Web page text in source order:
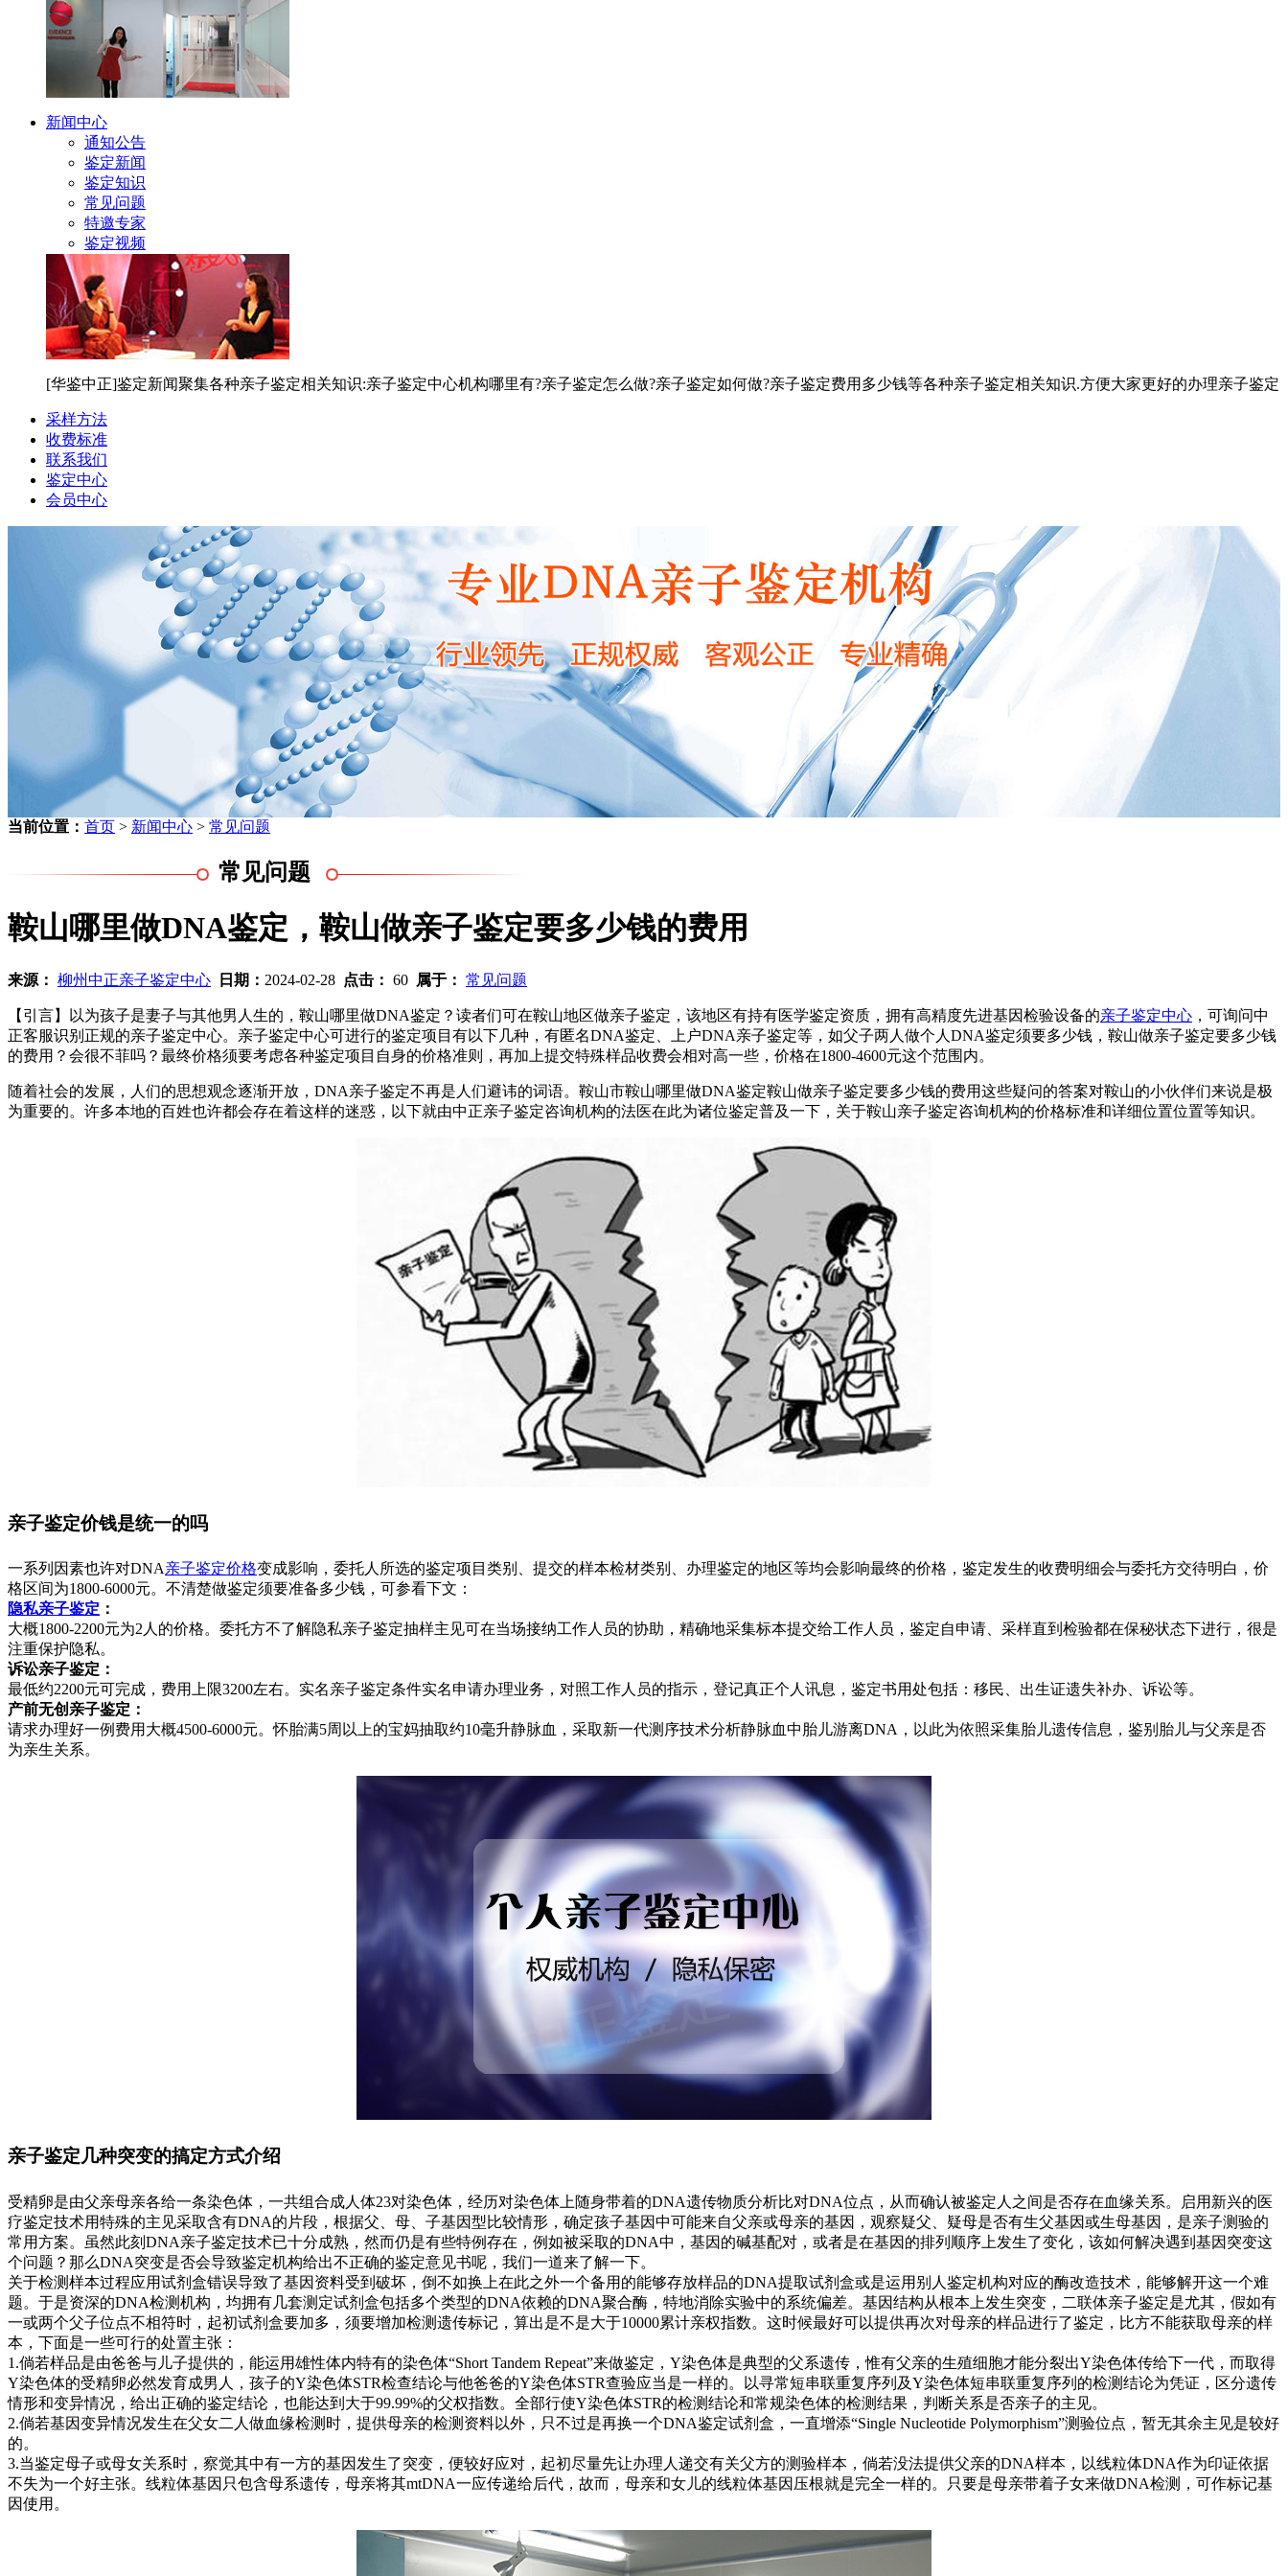
新闻中心
通知公告
鉴定新闻
鉴定知识
常见问题
特邀专家
鉴定视频
[华鉴中正]鉴定新闻聚集各种亲子鉴定相关知识:亲子鉴定中心机构哪里有?亲子鉴定怎么做?亲子鉴定如何做?亲子鉴定费用多少钱等各种亲子鉴定相关知识.方便大家更好的办理亲子鉴定
采样方法
收费标准
联系我们
鉴定中心
会员中心
当前位置： 首页 > 新闻中心 > 常见问题
常见问题
鞍山哪里做DNA鉴定，鞍山做亲子鉴定要多少钱的费用
来源： 柳州中正亲子鉴定中心 日期： 2024-02-28 点击： 60 属于： 常见问题
【引言】以为孩子是妻子与其他男人生的，鞍山哪里做DNA鉴定？读者们可在鞍山地区做亲子鉴定，该地区有持有医学鉴定资质，拥有高精度先进基因检验设备的亲子鉴定中心 ，可询问中
正客服识别正规的亲子鉴定中心。亲子鉴定中心可进行的鉴定项目有以下几种，有匿名DNA鉴定、上户DNA亲子鉴定等，如父子两人做个人DNA鉴定须要多少钱，鞍山做亲子鉴定要多少钱
的费用？会很不菲吗？最终价格须要考虑各种鉴定项目自身的价格准则，再加上提交特殊样品收费会相对高一些，价格在1800-4600元这个范围内。
随着社会的发展，人们的思想观念逐渐开放，DNA亲子鉴定不再是人们避讳的词语。鞍山市鞍山哪里做DNA鉴定鞍山做亲子鉴定要多少钱的费用这些疑问的答案对鞍山的小伙伴们来说是极
为重要的。许多本地的百姓也许都会存在着这样的迷惑，以下就由中正亲子鉴定咨询机构的法医在此为诸位鉴定普及一下，关于鞍山亲子鉴定咨询机构的价格标准和详细位置位置等知识。
亲子鉴定价钱是统一的吗
一系列因素也许对DNA亲子鉴定价格变成影响，委托人所选的鉴定项目类别、提交的样本检材类别、办理鉴定的地区等均会影响最终的价格，鉴定发生的收费明细会与委托方交待明白，价
格区间为1800-6000元。不清楚做鉴定须要准备多少钱，可参看下文：
隐私亲子鉴定 ：
大概1800-2200元为2人的价格。委托方不了解隐私亲子鉴定抽样主见可在当场接纳工作人员的协助，精确地采集标本提交给工作人员，鉴定自申请、采样直到检验都在保秘状态下进行，很是
注重保护隐私。
诉讼亲子鉴定：
最低约2200元可完成，费用上限3200左右。实名亲子鉴定条件实名申请办理业务，对照工作人员的指示，登记真正个人讯息，鉴定书用处包括：移民、出生证遗失补办、诉讼等。
产前无创亲子鉴定：
请求办理好一例费用大概4500-6000元。怀胎满5周以上的宝妈抽取约10毫升静脉血，采取新一代测序技术分析静脉血中胎儿游离DNA，以此为依照采集胎儿遗传信息，鉴别胎儿与父亲是否
为亲生关系。
亲子鉴定几种突变的搞定方式介绍
受精卵是由父亲母亲各给一条染色体，一共组合成人体23对染色体，经历对染色体上随身带着的DNA遗传物质分析比对DNA位点，从而确认被鉴定人之间是否存在血缘关系。启用新兴的医
疗鉴定技术用特殊的主见采取含有DNA的片段，根据父、母、子基因型比较情形，确定孩子基因中可能来自父亲或母亲的基因，观察疑父、疑母是否有生父基因或生母基因，是亲子测验的
常用方案。虽然此刻DNA亲子鉴定技术已十分成熟，然而仍是有些特例存在，例如被采取的DNA中，基因的碱基配对，或者是在基因的排列顺序上发生了变化，该如何解决遇到基因突变这
个问题？那么DNA突变是否会导致鉴定机构给出不正确的鉴定意见书呢，我们一道来了解一下。
关于检测样本过程应用试剂盒错误导致了基因资料受到破坏，倒不如换上在此之外一个备用的能够存放样品的DNA提取试剂盒或是运用别人鉴定机构对应的酶改造技术，能够解开这一个难
题。于是资深的DNA检测机构，均拥有几套测定试剂盒包括多个类型的DNA依赖的DNA聚合酶，特地消除实验中的系统偏差。基因结构从根本上发生突变，二联体亲子鉴定是尤其，假如有
一或两个父子位点不相符时，起初试剂盒要加多，须要增加检测遗传标记，算出是不是大于10000累计亲权指数。这时候最好可以提供再次对母亲的样品进行了鉴定，比方不能获取母亲的样
本，下面是一些可行的处置主张：
1.倘若样品是由爸爸与儿子提供的，能运用雄性体内特有的染色体“Short Tandem Repeat”来做鉴定，Y染色体是典型的父系遗传，惟有父亲的生殖细胞才能分裂出Y染色体传给下一代，而取得
Y染色体的受精卵必然发育成男人，孩子的Y染色体STR检查结论与他爸爸的Y染色体STR查验应当是一样的。以寻常短串联重复序列及Y染色体短串联重复序列的检测结论为凭证，区分遗传
情形和变异情况，给出正确的鉴定结论，也能达到大于99.99%的父权指数。全部行使Y染色体STR的检测结论和常规染色体的检测结果，判断关系是否亲子的主见。
2.倘若基因变异情况发生在父女二人做血缘检测时，提供母亲的检测资料以外，只不过是再换一个DNA鉴定试剂盒，一直增添“Single Nucleotide Polymorphism”测验位点，暂无其余主见是较好
的。
3.当鉴定母子或母女关系时，察觉其中有一方的基因发生了突变，便较好应对，起初尽量先让办理人递交有关父方的测验样本，倘若没法提供父亲的DNA样本，以线粒体DNA作为印证依据
不失为一个好主张。线粒体基因只包含母系遗传，母亲将其mtDNA一应传递给后代，故而，母亲和女儿的线粒体基因压根就是完全一样的。只要是母亲带着子女来做DNA检测，可作标记基
因使用。